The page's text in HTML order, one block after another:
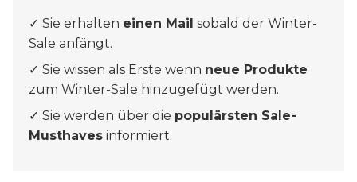
✓ Sie erhalten einen Mail sobald der Winter-
Sale anfängt.
✓ Sie wissen als Erste wenn neue Produkte
zum Winter-Sale hinzugefügt werden.
✓ Sie werden über die populärsten Sale-
Musthaves informiert.